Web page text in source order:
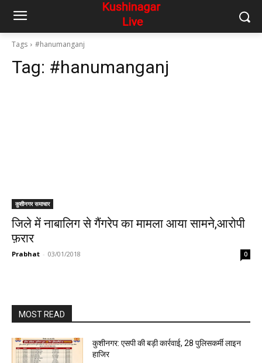
Tags #hanumanganj
Tag: #hanumanganj
कुशीनगर समाचार
जिले में नाबालिग से गैंगरेप का मामला आया सामने,आरोपी
फ़रार
Prabhat - 03/01/2018 0
MOST READ
कुशीनगर: एसपी की बड़ी कार्रवाई, 28 पुलिसकर्मी लाइन
हाजिर